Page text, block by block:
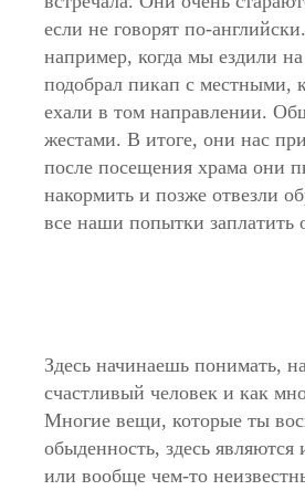
если не говорят по-
например, когда мы ездили
подобрал пикап с местными,
ехали в том направлении.
жестами. В итоге, они нас
после посещения храма они
накормить и позже отвезли
все наши попытки заплатить
Здесь начинаешь понимать,
счастливый человек и как
Многие вещи, которые ты
обыденность, здесь
или вообще чем-то